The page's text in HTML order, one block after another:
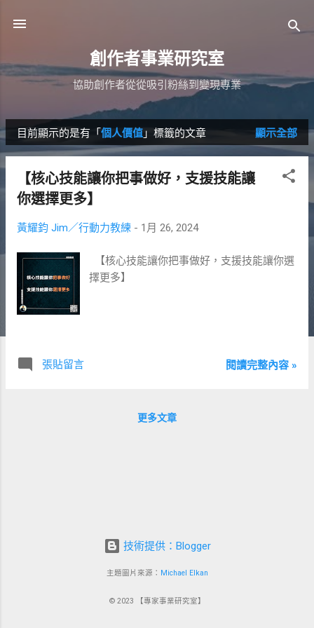
創作者事業研究室
協助創作者從從吸引粉絲到變現專業
發
文
目前顯示的是有「 個人價值 」標籤的文章 顯示全部
【核心技能讓你把事做好，支援技能讓
你選擇更多】
黃耀鈞 Jim／行動力教練 - 1月 26, 2024
【核心技能讓你把事做好，支援技能讓你選
擇更多】
張貼留言 閱讀完整內容 »
更多文章
技術提供：Blogger
主題圖片來源： Michael Elkan
© 2023 【專家事業研究室】